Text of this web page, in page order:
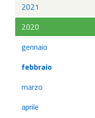
2021
2020
gennaio
febbraio
marzo
aprile